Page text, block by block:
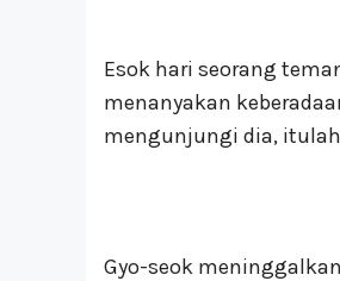
Esok hari seorang
menanyakan
mengunjungi dia,
Gyo-seok